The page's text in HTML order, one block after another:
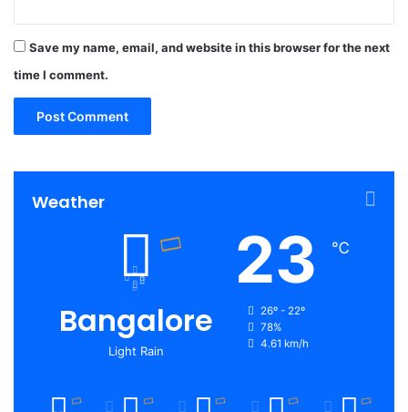
Save my name, email, and website in this browser for the next
time I comment.
Weather
Bangalore
Light Rain
23 ℃
26º - 22º
78%
4.61 km/h